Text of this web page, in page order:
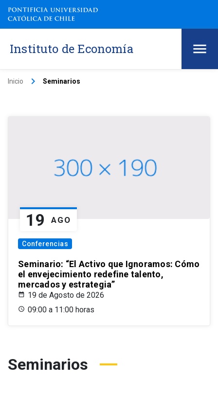
Instituto de Economía
Inicio keyboard_arrow_right Seminarios
19 AGO
Conferencias
Seminario: “El Activo que Ignoramos: Cómo
el envejecimiento redefine talento,
mercados y estrategia”
19 de Agosto de 2026
09:00 a 11:00 horas
Seminarios